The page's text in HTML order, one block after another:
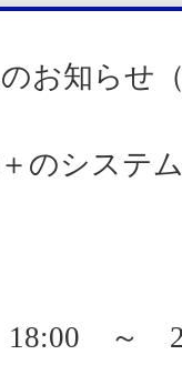
お知らせ
のシステ
18:00 ～